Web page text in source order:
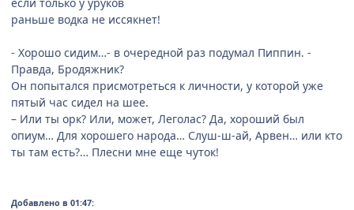
раньше водка не иссякнет!
- Хорошо сидим…- в очередной раз подумал Пиппин. -
Правда, Бродяжник?
Он попытался присмотреться к личности, у которой уже
пятый час сидел на шее.
– Или ты орк? Или, может, Леголас? Да, хороший был
опиум… Для хорошего народа… Слуш-ш-ай, Арвен… или кто
ты там есть?… Плесни мне еще чуток!
Добавлено в 01:47: